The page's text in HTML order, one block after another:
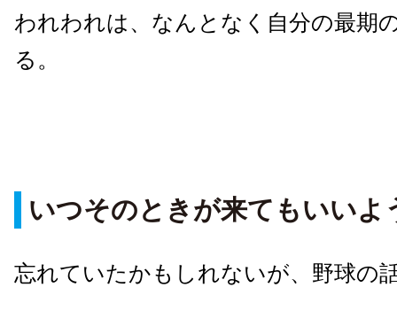
われわれは、なんとなく自分の最期
る。
いつそのときが来てもいいよ
忘れていたかもしれないが、野球の